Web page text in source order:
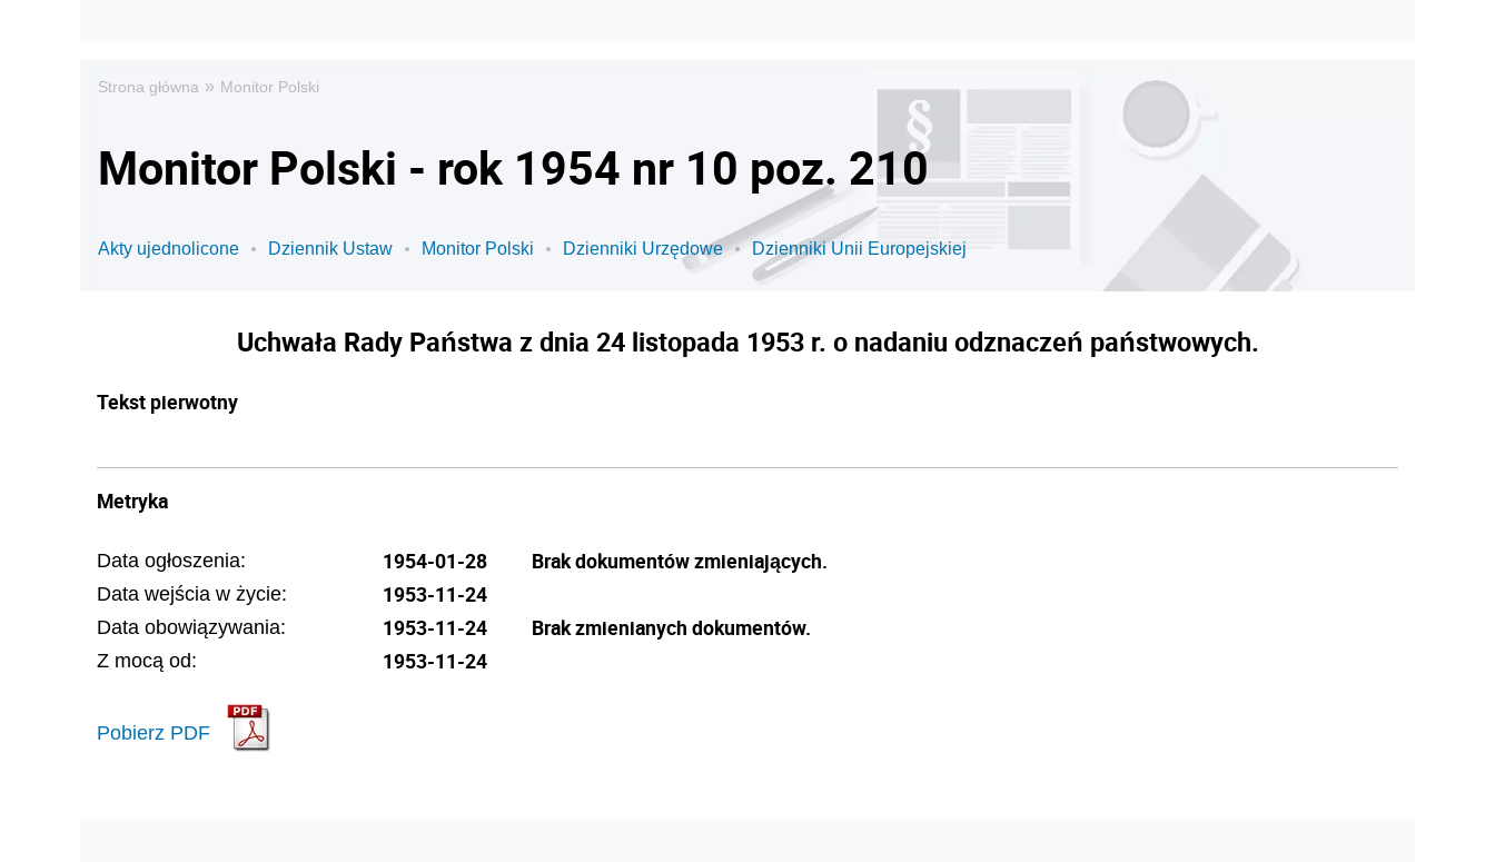
Strona główna » Monitor Polski
Monitor Polski - rok 1954 nr 10 poz. 210
Akty ujednolicone Dziennik Ustaw Monitor Polski Dzienniki Urzędowe Dzienniki Unii Europejskiej
Uchwała Rady Państwa z dnia 24 listopada 1953 r. o nadaniu odznaczeń państwowych.
Tekst pierwotny
Metryka
Data ogłoszenia: 1954-01-28
Data wejścia w życie: 1953-11-24
Data obowiązywania: 1953-11-24
Z mocą od: 1953-11-24
Pobierz PDF
Brak dokumentów zmieniających.
Brak zmienianych dokumentów.